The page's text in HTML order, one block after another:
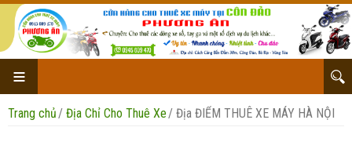
Trang chủ/ Địa Chỉ Cho Thuê Xe/ Địa ĐIỂM THUÊ XE MÁY HÀ NỘI